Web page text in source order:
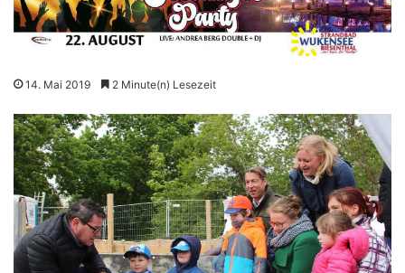
14. Mai 2019 2 Minute(n) Lesezeit